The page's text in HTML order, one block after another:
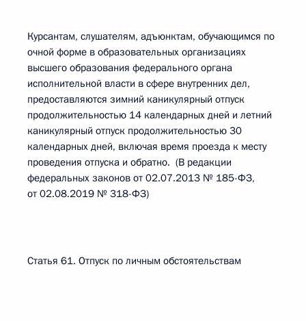
Курсантам, слушателям, адъюнктам, обучающимся по
очной форме в образовательных организациях
высшего образования федерального органа
исполнительной власти в сфере внутренних дел,
предоставляются зимний каникулярный отпуск
продолжительностью 14 календарных дней и летний
каникулярный отпуск продолжительностью 30
календарных дней, включая время проезда к месту
проведения отпуска и обратно. (В редакции
федеральных законов от 02.07.2013 № 185-ФЗ,
от 02.08.2019 № 318-ФЗ)
Статья 61. Отпуск по личным обстоятельствам